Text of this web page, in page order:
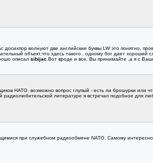
волнуют две английские буквы LW это понятно,
объект,что здесь такого , одному бог дает хороший
описал sibijac .Вот вроде и все. Вы принимайте ,а я с
НАТО, возможно вопрос глупый - есть ли брошурки или
радиолюбительской литературе я встречал подобное для
при служебном радиообмене NATO. Самому